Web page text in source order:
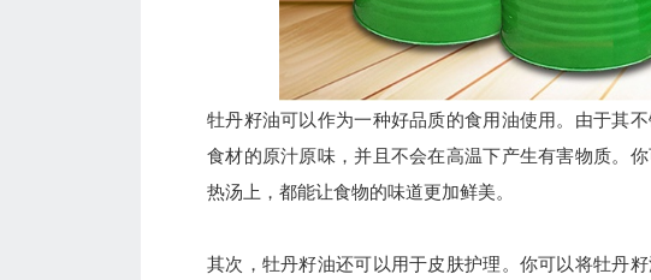
牡丹籽油可以作为一种好品质的食用油使用。由于其
食材的原汁原味，并且不会在高温下产生有害物质。
热汤上，都能让食物的味道更加鲜美。
其次，牡丹籽油还可以用于皮肤护理。你可以将牡丹